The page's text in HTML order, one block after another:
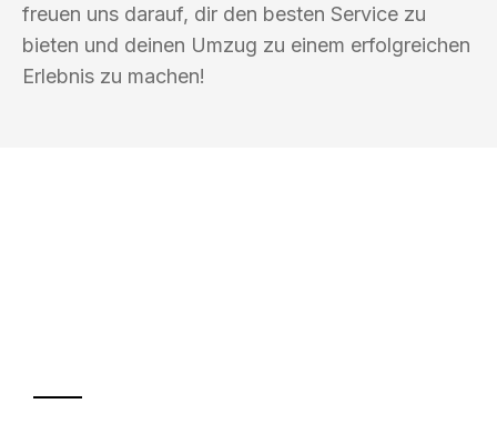
freuen uns darauf, dir den besten Service zu
bieten und deinen Umzug zu einem erfolgreichen
Erlebnis zu machen!